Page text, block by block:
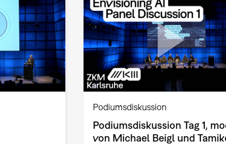
Podiumsdiskussion
Podiumsdiskussion Tag 1,
von Michael Beigl und